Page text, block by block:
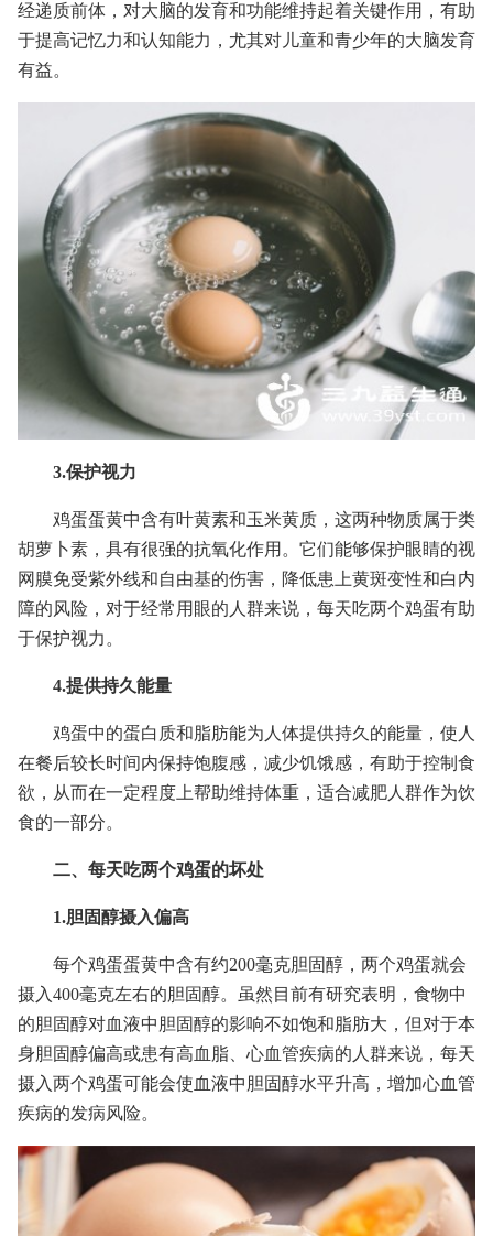
经递质前体，对大脑的发育和功能维持起着关键作用，有助
于提高记忆力和认知能力，尤其对儿童和青少年的大脑发育
有益。
3.保护视力
鸡蛋蛋黄中含有叶黄素和玉米黄质，这两种物质属于类
胡萝卜素，具有很强的抗氧化作用。它们能够保护眼睛的视
网膜免受紫外线和自由基的伤害，降低患上黄斑变性和白内
障的风险，对于经常用眼的人群来说，每天吃两个鸡蛋有助
于保护视力。
4.提供持久能量
鸡蛋中的蛋白质和脂肪能为人体提供持久的能量，使人
在餐后较长时间内保持饱腹感，减少饥饿感，有助于控制食
欲，从而在一定程度上帮助维持体重，适合减肥人群作为饮
食的一部分。
二、每天吃两个鸡蛋的坏处
1.胆固醇摄入偏高
每个鸡蛋蛋黄中含有约200毫克胆固醇，两个鸡蛋就会
摄入400毫克左右的胆固醇。虽然目前有研究表明，食物中
的胆固醇对血液中胆固醇的影响不如饱和脂肪大，但对于本
身胆固醇偏高或患有高血脂、心血管疾病的人群来说，每天
摄入两个鸡蛋可能会使血液中胆固醇水平升高，增加心血管
疾病的发病风险。